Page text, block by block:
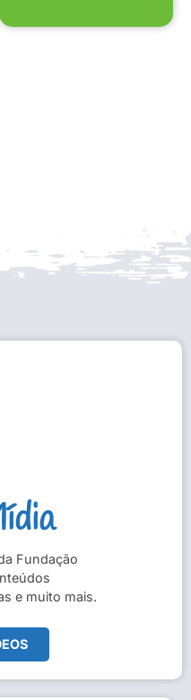
Fundação
e muito mais.